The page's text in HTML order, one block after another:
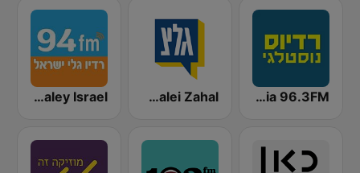
Radios Nostalgia 96.3FM (רדיוס נוסטלגי) Galei Zahal (גלי צה"ל) Radio Galey Israel (רדיו גלי ישראל)